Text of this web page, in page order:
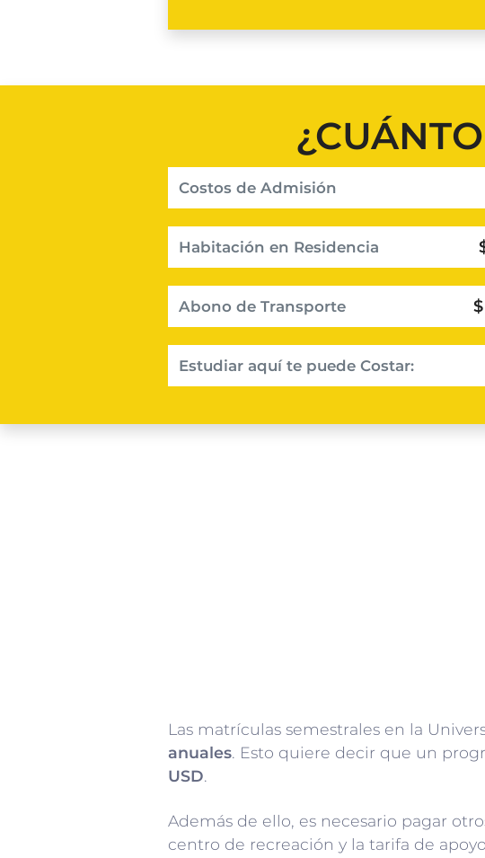
Costos de Admisión
Habitación en Residencia
Abono de Transporte
Estudiar aquí te puede Costar:
Las matrículas semestrales en la
anuales. Esto quiere decir que un
USD.
Además de ello, es necesario pagar
centro de recreación y la tarifa de